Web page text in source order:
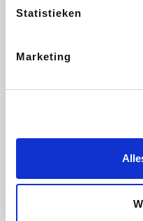
Statistieken
Marketing
CheapTickets.be
Samsung My